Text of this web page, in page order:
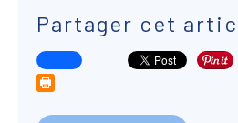
Partager cet